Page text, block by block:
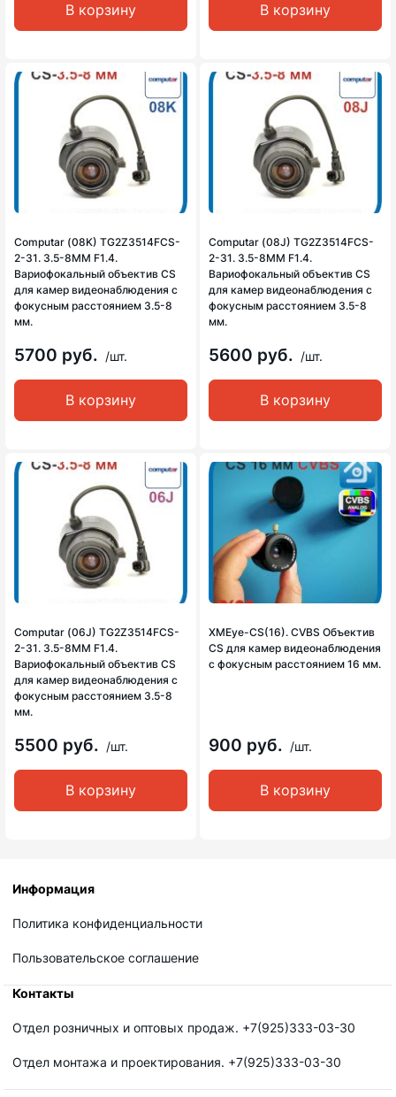
В корзину В корзину
Computar (08K) TG2Z3514FCS-
2-31. 3.5-8MM F1.4.
Вариофокальный объектив CS
для камер видеонаблюдения с
фокусным расстоянием 3.5-8
мм.
5700 руб. /шт.
В корзину
Computar (08J) TG2Z3514FCS-
2-31. 3.5-8MM F1.4.
Вариофокальный объектив CS
для камер видеонаблюдения с
фокусным расстоянием 3.5-8
мм.
5600 руб. /шт.
В корзину
Computar (06J) TG2Z3514FCS-
2-31. 3.5-8MM F1.4.
Вариофокальный объектив CS
для камер видеонаблюдения с
фокусным расстоянием 3.5-8
мм.
5500 руб. /шт.
В корзину
XMEye-CS(16). CVBS Объектив
CS для камер видеонаблюдения
с фокусным расстоянием 16 мм.
900 руб. /шт.
В корзину
Информация
Политика конфиденциальности
Пользовательское соглашение
Контакты
Отдел розничных и оптовых продаж. +7(925)333-03-30
Отдел монтажа и проектирования. +7(925)333-03-30